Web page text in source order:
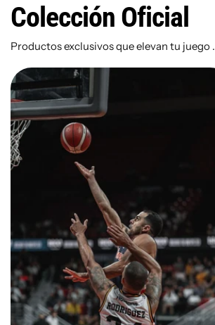
Colección Oficial
Productos exclusivos que elevan tu juego .